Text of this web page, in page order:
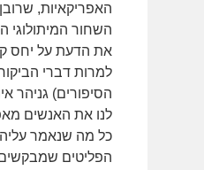
האפריקאיות,
השחור המיתולוגי
את הדעת על יחס
למרות דברי
הסיפורים) גניהר
לנו את האנשים
כל מה שנאמר עליה
הפליטים